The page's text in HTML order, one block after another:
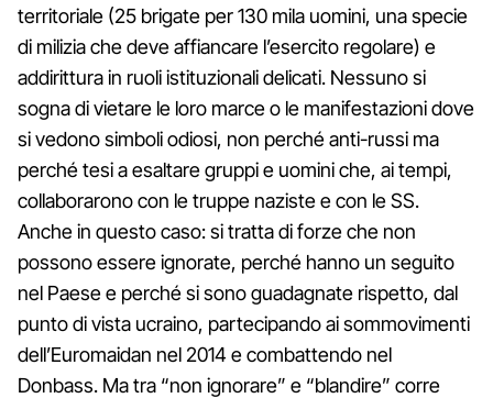
territoriale (25 brigate per 130 mila uomini, una specie
di milizia che deve affiancare l’esercito regolare) e
addirittura in ruoli istituzionali delicati. Nessuno si
sogna di vietare le loro marce o le manifestazioni dove
si vedono simboli odiosi, non perché anti-russi ma
perché tesi a esaltare gruppi e uomini che, ai tempi,
collaborarono con le truppe naziste e con le SS.
Anche in questo caso: si tratta di forze che non
possono essere ignorate, perché hanno un seguito
nel Paese e perché si sono guadagnate rispetto, dal
punto di vista ucraino, partecipando ai sommovimenti
dell’Euromaidan nel 2014 e combattendo nel
Donbass. Ma tra “non ignorare” e “blandire” corre